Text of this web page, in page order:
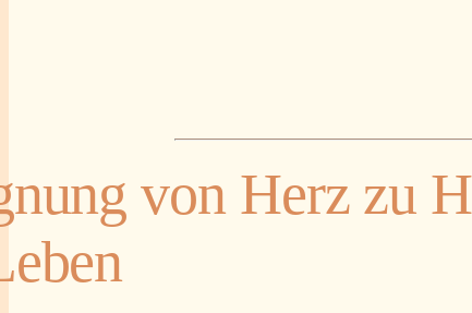
von Herz zu